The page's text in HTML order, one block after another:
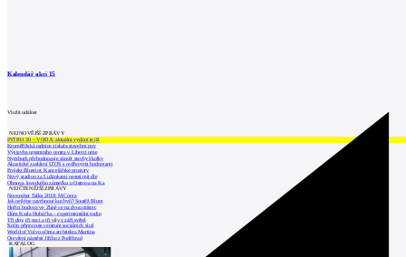
Kalendář akcí 15
Vložit událost
NEJNOVĚJŠÍ ZPRÁVY
INTRO 30 – VODA: aktuální vydání je již
Kroměřížská radnice získala stavební pov
Výstavba urgentního centra v Liberci ome
Nymburk přehodnocuje záměr stavby školky
Akustické zasklení IZOS s ověřenými hodnotami
Projekt Blueriot: Kancelářské prostory
Nový stadion za Lužánkami nesmí mít dle
Obnova loveckého zámečku u Ostrova na Ka
NEJČTENĚJŠÍ ZPRÁVY
November Talks 2018: M.Corea
Jak nejlépe navrhnout kuchyň? Soutěž Blum
Hořící budova ve Zlíně se na dvou místec
Dům Karla Hubáčka – experimentální rodin
Tři dny, tři noci a tři vily v záři světel
Kolín připravuje centrum sociálních služ
World of Volvo očima architekta Martina
Otevření náměstí Jiřího z Poděbrad
KATALOG